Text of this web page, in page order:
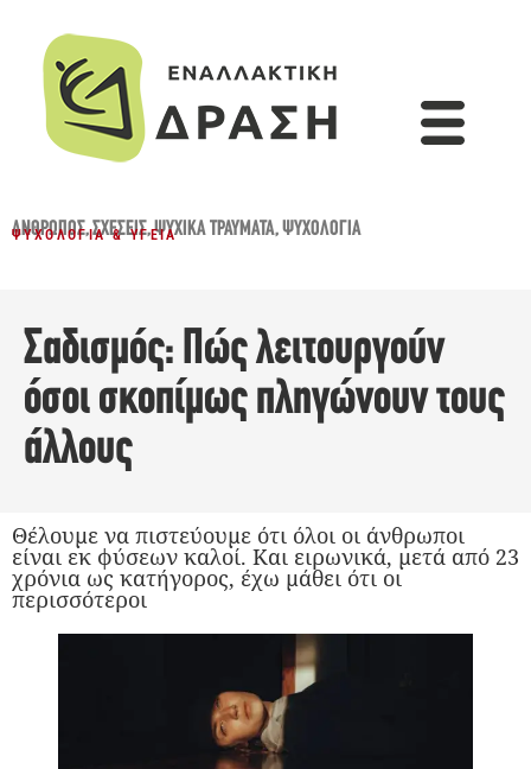
ΆΝΘΡΩΠΟΣ,ΣΧΈΣΕΙΣ,ΨΥΧΙΚΆ ΤΡΑΎΜΑΤΑ,ΨΥΧΟΛΟΓΊΑ
ΨΥΧΟΛΟΓΊΑ & ΥΓΕΊΑ
Σαδισμός: Πώς λειτουργούν
όσοι σκοπίμως πληγώνουν τους
άλλους
Θέλουμε να πιστεύουμε ότι όλοι οι άνθρωποι
είναι εκ φύσεων καλοί. Και ειρωνικά, μετά από 23
χρόνια ως κατήγορος, έχω μάθει ότι οι
περισσότεροι